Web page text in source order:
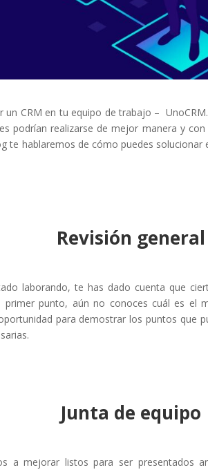
un CRM en tu equipo de trabajo –
podrían realizarse de mejor manera y
te hablaremos de cómo puedes
Revisión general
laborando, te has dado cuenta que
primer punto, aún no conoces cuál es el
para demostrar los puntos que
Junta de equipo
a mejorar listos para ser presentados